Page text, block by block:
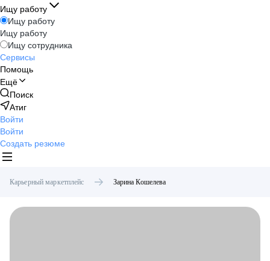
Ищу работу
Ищу работу
Ищу работу
Ищу сотрудника
Сервисы
Помощь
Ещё
Поиск
Атиг
Войти
Войти
Создать резюме
Карьерный маркетплейс Зарина Кошелева